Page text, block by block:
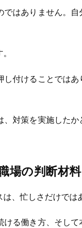
ではありません。
し付けることでは
、対策を実施した
場の判断材
、忙しさだけでは
ける働き方、そし